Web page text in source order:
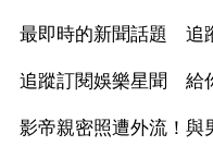
最即時的新聞話題 追
追蹤訂閱娛樂星聞 給
影帝親密照遭外流！